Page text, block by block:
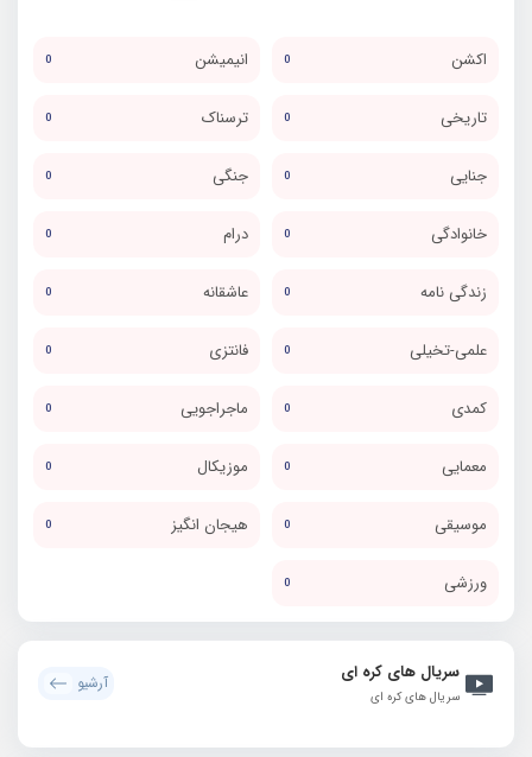
اکشن 0 انیمیشن 0
تاریخی 0 ترسناک 0
جنایی 0 جنگی 0
خانوادگی 0 درام 0
زندگی نامه 0 عاشقانه 0
علمی-تخیلی 0 فانتزی 0
کمدی 0 ماجراجویی 0
معمایی 0 موزیکال 0
موسیقی 0 هیجان انگیز 0
ورزشی 0
سریال های کره ای
سریال های کره ای
آرشیو